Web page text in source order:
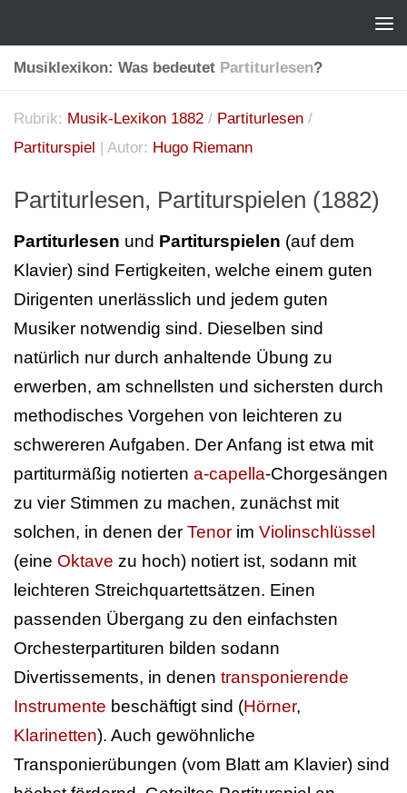
Musiklexikon: Was bedeutet Partiturlesen?
Rubrik: Musik-Lexikon 1882 / Partiturlesen /
Partiturspiel | Autor: Hugo Riemann
Partiturlesen, Partiturspielen (1882)
Partiturlesen und Partiturspielen (auf dem
Klavier) sind Fertigkeiten, welche einem guten
Dirigenten unerlässlich und jedem guten
Musiker notwendig sind. Dieselben sind
natürlich nur durch anhaltende Übung zu
erwerben, am schnellsten und sichersten durch
methodisches Vorgehen von leichteren zu
schwereren Aufgaben. Der Anfang ist etwa mit
partiturmäßig notierten a-capella-Chorgesängen
zu vier Stimmen zu machen, zunächst mit
solchen, in denen der Tenor im Violinschlüssel
(eine Oktave zu hoch) notiert ist, sodann mit
leichteren Streichquartettsätzen. Einen
passenden Übergang zu den einfachsten
Orchesterpartituren bilden sodann
Divertissements, in denen transponierende
Instrumente beschäftigt sind (Hörner,
Klarinetten). Auch gewöhnliche
Transponierübungen (vom Blatt am Klavier) sind